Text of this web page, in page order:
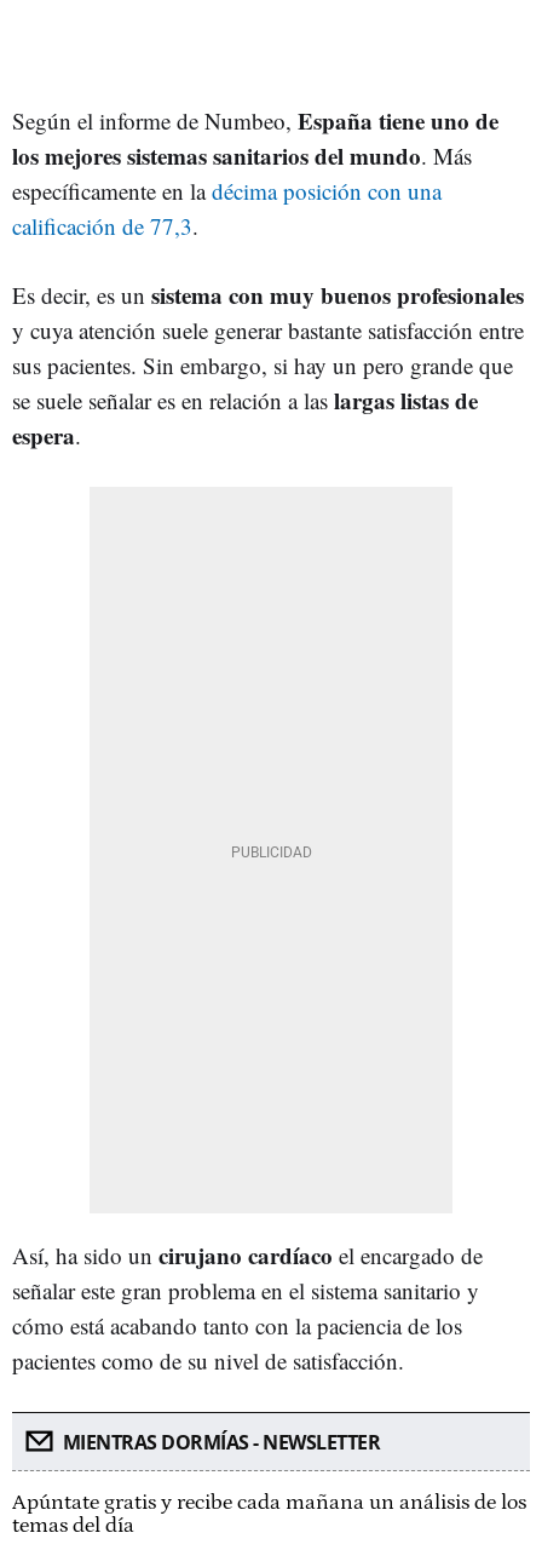
Según el informe de Numbeo, España tiene uno de
los mejores sistemas sanitarios del mundo. Más
específicamente en ladécima posición con una
calificación de 77,3.
Es decir, es un sistema con muy buenos profesionales
y cuya atención suele generar bastante satisfacción entre
sus pacientes. Sin embargo, si hay un pero grande que
se suele señalar es en relación a las largas listas de
espera.
Así, ha sido un cirujano cardíaco el encargado de
señalar este gran problema en el sistema sanitario y
cómo está acabando tanto con la paciencia de los
pacientes como de su nivel de satisfacción.
MIENTRAS DORMÍAS - NEWSLETTER
Apúntate gratis y recibe cada mañana un análisis de los
temas del día